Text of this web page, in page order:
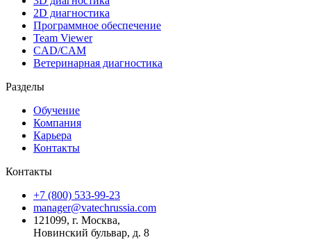
2D диагностика
Программное обеспечение
Team Viewer
CAD/CAM
Ветеринарная диагностика
Разделы
Обучение
Компания
Карьера
Контакты
Контакты
+7 (800) 533-99-23
manager@vatechrussia.com
121099, г. Москва,
Новинский бульвар, д. 8